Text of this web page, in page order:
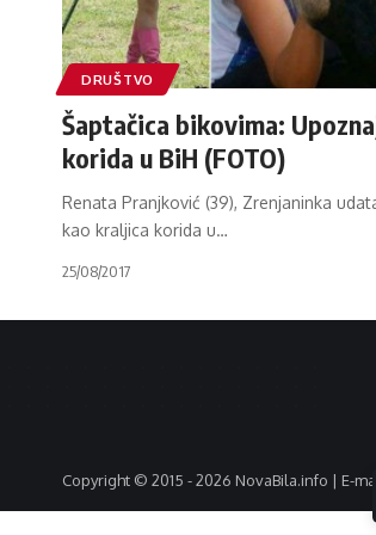
DRUŠTVO
Šaptačica bikovima:
korida u BiH (FOTO)
Renata Pranjković (39), Zrenjaninka
kao kraljica korida u…
25/08/2017
Copyright © 2015 - 2026 NovaBila.info | E-